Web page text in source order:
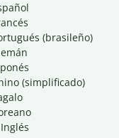
(brasileño)
(simplificado)